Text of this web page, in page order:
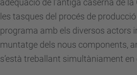
adequació de l’antiga caserna de
les tasques del procés de
programa amb els diversos actors
muntatge dels nous components,
s’està treballant simultàniament en